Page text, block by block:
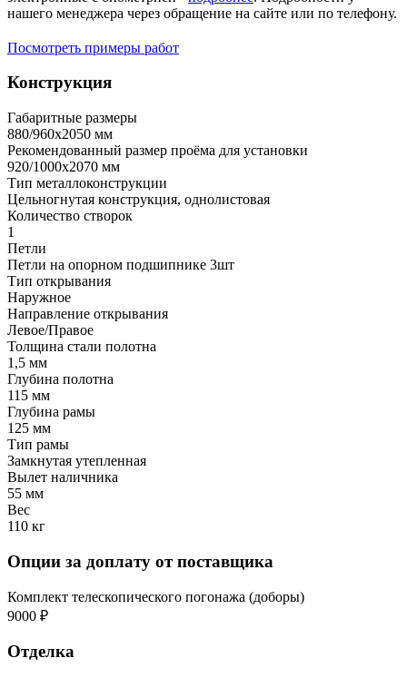
нашего менеджера через обращение на сайте или по телефону.
Посмотреть примеры работ
Конструкция
Габаритные размеры
880/960х2050 мм
Рекомендованный размер проёма для установки
920/1000х2070 мм
Тип металлоконструкции
Цельногнутая конструкция, однолистовая
Количество створок
1
Петли
Петли на опорном подшипнике 3шт
Тип открывания
Наружное
Направление открывания
Левое/Правое
Толщина стали полотна
1,5 мм
Глубина полотна
115 мм
Глубина рамы
125 мм
Тип рамы
Замкнутая утепленная
Вылет наличника
55 мм
Вес
110 кг
Опции за доплату от поставщика
Комплект телескопического погонажа (доборы)
9000 ₽
Отделка